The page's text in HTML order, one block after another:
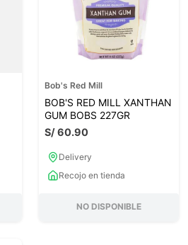
Bob's Red Mill
BOB'S RED MILL XANTHAN
GUM BOBS 227GR
S/60.90
Delivery
Recojo en tienda
NO DISPONIBLE